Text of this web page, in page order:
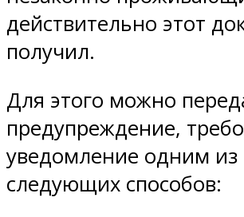
действительно этот
получил.
Для этого можно
предупреждение,
уведомление одним из
следующих способов: